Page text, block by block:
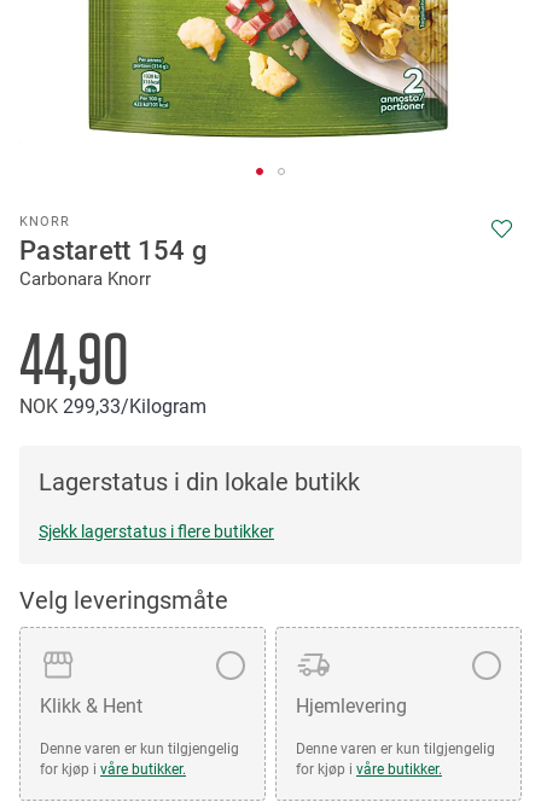
KNORR
Pastarett 154 g
Carbonara Knorr
44,90
NOK 299 33/Kilogram
Lagerstatus i din lokale butikk
Sjekk lagerstatus i flere butikker
Velg leveringsmåte
Klikk & Hent
Denne varen er kun tilgjengelig
for kjøp i våre butikker.
Hjemlevering
Denne varen er kun tilgjengelig
for kjøp i våre butikker.
to
the
beginning
the
images
gallery